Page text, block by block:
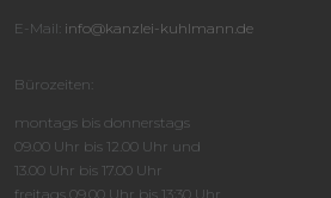
E-Mail: info@kanzlei-kuhlmann.de
Bürozeiten:
montags bis donnerstags
09.00 Uhr bis 12.00 Uhr und
13.00 Uhr bis 17.00 Uhr
freitags 09.00 Uhr bis 13:30 Uhr